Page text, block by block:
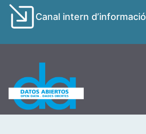
Canal intern d’informació